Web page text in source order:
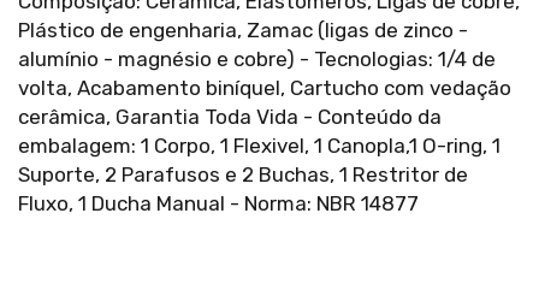
Plástico de engenharia, Zamac (ligas de zinco -
alumínio - magnésio e cobre) - Tecnologias: 1/4 de
volta, Acabamento biníquel, Cartucho com vedação
cerâmica, Garantia Toda Vida - Conteúdo da
embalagem: 1 Corpo, 1 Flexivel, 1 Canopla,1 O-ring, 1
Suporte, 2 Parafusos e 2 Buchas, 1 Restritor de
Fluxo, 1 Ducha Manual - Norma: NBR 14877